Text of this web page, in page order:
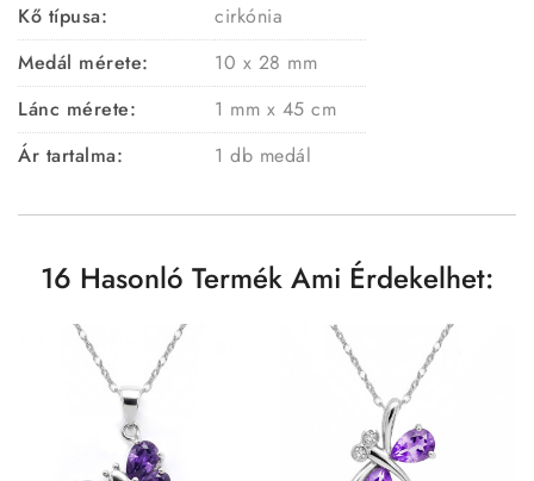
Kő típusa:
cirkónia
Medál mérete:
10 x 28 mm
Lánc mérete:
1 mm x 45 cm
Ár tartalma:
1 db medál
16 Hasonló Termék Ami Érdekelhet: